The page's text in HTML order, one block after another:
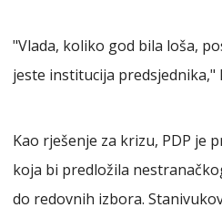
"Vlada, koliko god bila loša,
jeste institucija predsjednika,"
Kao rješenje za krizu, PDP je
koja bi predložila
do redovnih izbora.